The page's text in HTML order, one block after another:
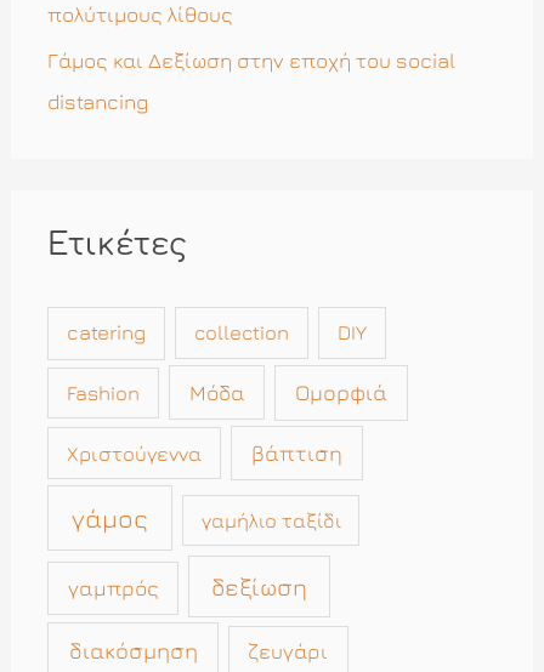
πολύτιμους λίθους
Γάμος και Δεξίωση στην εποχή του social
distancing
Ετικέτες
catering collection DIY
Fashion Μόδα Ομορφιά
Χριστούγεννα βάπτιση
γάμος γαμήλιο ταξίδι
γαμπρός δεξίωση
διακόσμηση ζευγάρι